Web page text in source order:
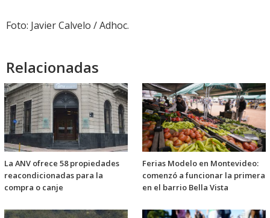
Foto: Javier Calvelo / Adhoc.
Relacionadas
La ANV ofrece 58 propiedades
reacondicionadas para la
compra o canje
Ferias Modelo en Montevideo:
comenzó a funcionar la primera
en el barrio Bella Vista